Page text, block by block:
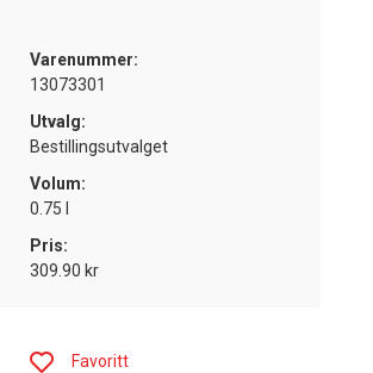
Varenummer:
13073301
Utvalg:
Bestillingsutvalget
Volum:
0.75 l
Pris:
309.90 kr
Favoritt